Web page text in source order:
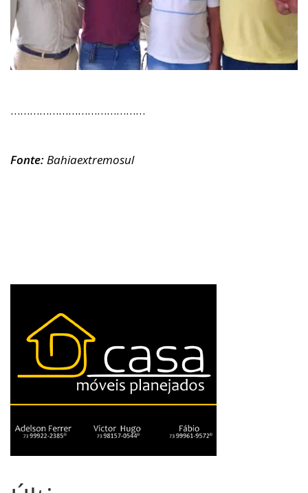
……………………………………
Fonte:Bahiaextremosul